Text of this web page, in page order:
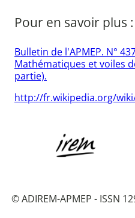
Pour en savoir plus :
Bulletin de l'APMEP. N°
Mathématiques et voiles
partie).
http://fr.wikipedia.org/wiki/
© ADIREM-APMEP - ISSN